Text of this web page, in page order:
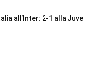
all’Inter: 2-1 alla Juve